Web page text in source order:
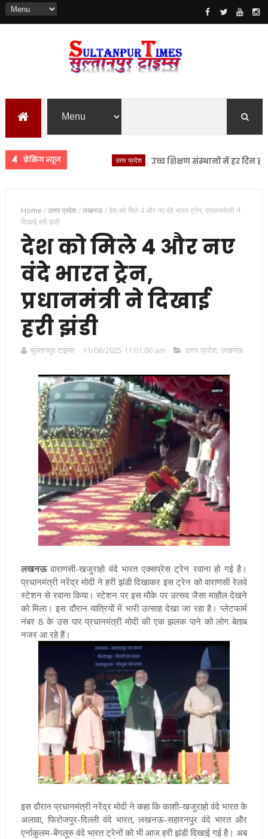
ब्रेकिंग न्यूज उच्च शिक्षण संस्थानों में हर दिन होगी
Home /उत्तर प्रदेश/लखनऊ/देश को मिले 4 और नए वंदे भारत ट्रेन, प्रधानमंत्री ने
दिखाई हरी झंडी
देश को मिले 4 और नए
वंदे भारत ट्रेन,
प्रधानमंत्री ने दिखाई
हरी झंडी
सुल्तानपुर टाइम्स 11/08/2025 11:01:00 am उत्तर प्रदेश, लखनऊ
लखनऊवाराणसी-खजुराहो वंदे भारत एक्सप्रेस ट्रेन रवाना हो गई है।
प्रधानमंत्री नरेंद्र मोदी ने हरी झंडी दिखाकर इस ट्रेन को वाराणसी रेलवे
स्टेशन से रवाना किया। स्टेशन पर इस मौके पर उत्सव जैसा माहौल देखने
को मिला। इस दौरान यात्रियों में भारी उत्साह देखा जा रहा है। प्लेटफार्म
नंबर 8 के उस पार प्रधानमंत्री मोदी की एक झलक पाने को लोग बेताब
नजर आ रहे हैं।
इस दौरान प्रधानमंत्री नरेंद्र मोदी ने कहा कि काशी-खजुराहो वंदे भारत के
अलावा, फिरोजपुर-दिल्ली वंदे भारत, लखनऊ-सहारनपुर वंदे भारत और
एर्नाकुलम-बेंगलुरु वंदे भारत ट्रेनों को भी आज हरी झंडी दिखाई गई है। अब